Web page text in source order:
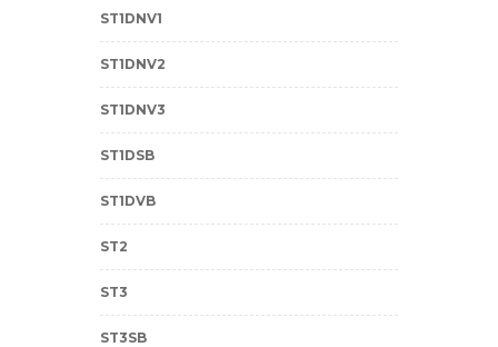
ST1DNV1
ST1DNV2
ST1DNV3
ST1DSB
ST1DVB
ST2
ST3
ST3SB